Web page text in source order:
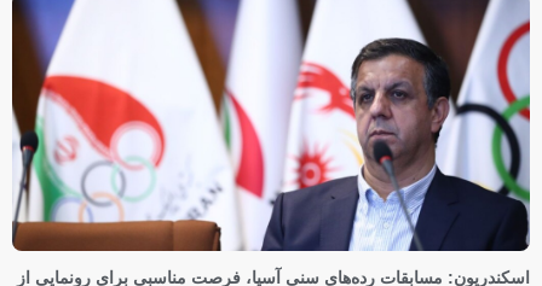
اسکندریون: مسابقات رده‌های سنی آسیا، فرصت مناسبی برای رونمایی از